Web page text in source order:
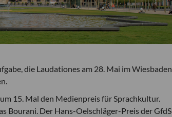
die Laudationes am 28. Mai im
15. Mal den Medienpreis für Sprachkultur.
Bourani. Der Hans-Oelschläger-Preis der